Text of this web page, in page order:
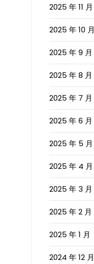
2025 年 11 月
2025 年 10 月
2025 年 9 月
2025 年 8 月
2025 年 7 月
2025 年 6 月
2025 年 5 月
2025 年 4 月
2025 年 3 月
2025 年 2 月
2025 年 1 月
2024 年 12 月